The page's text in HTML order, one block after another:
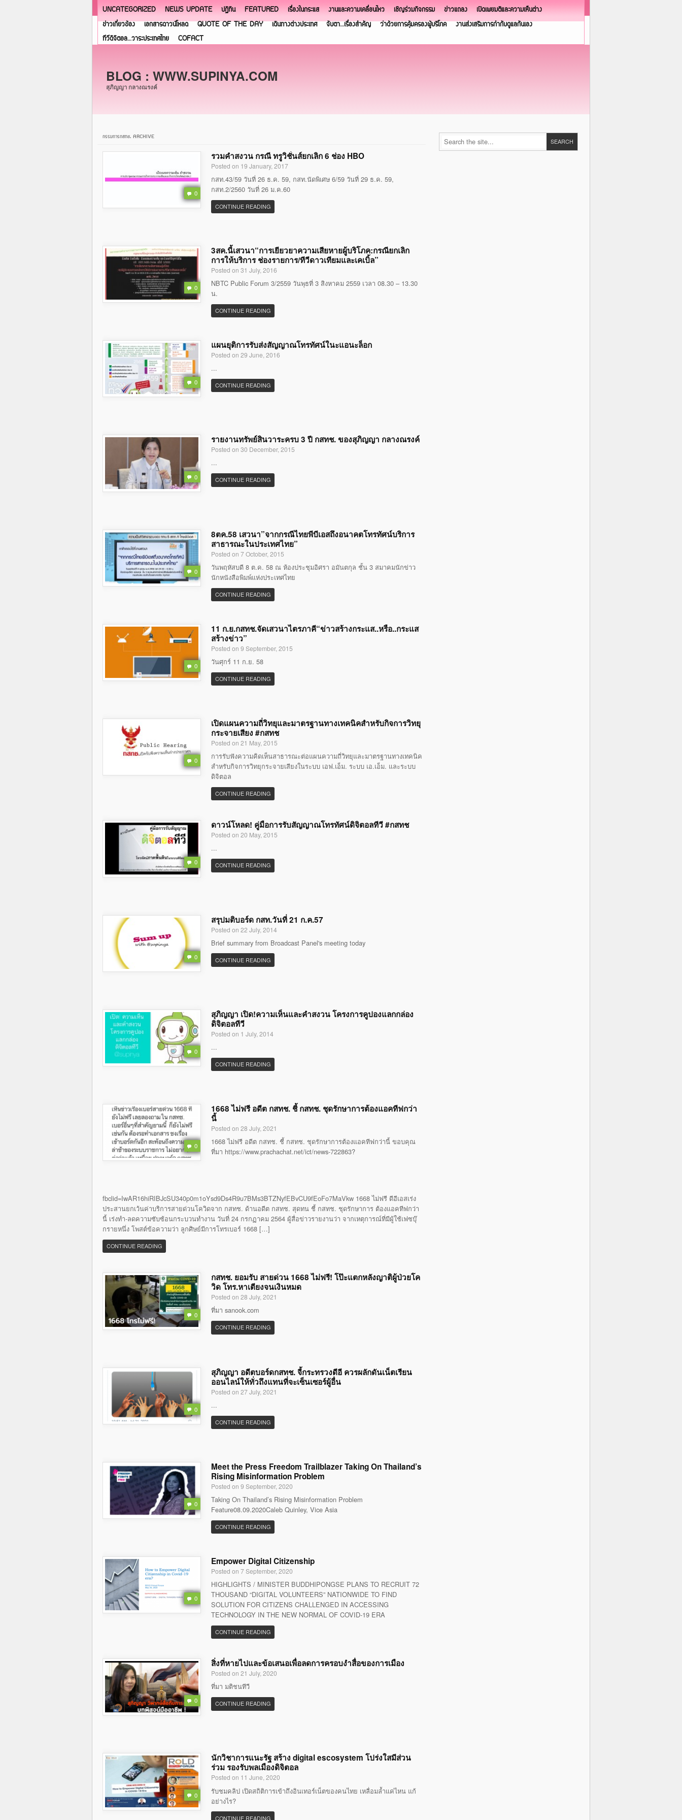
UNCATEGORIZED NEWS UPDATE ปฏิทิน FEATURED เรื่องในกระแส งานและความเคลื่อนไหว เชิญร่วมกิจกรรม ข่าวแถลง
เปิดเผยมติและความเห็นต่าง
ข่าวเกี่ยวข้อง
เอกสารดาวน์โหลด QUOTE OF THE DAY เดินทางต่างประเทศ จับตา…เรื่องสำคัญ ว่าด้วยการคุ้มครองผู้บริโภค
งานส่งเสริมการกำกับดูแลกันเอง
ทีวีดิจิตอล…วาระประเทศไทย
COFACT
BLOG : WWW.SUPINYA.COM
สุภิญญา กลางณรงค์
กรรมการกสทช. ARCHIVE
0
รวมคำสงวน กรณี ทรูวิชั่นส์ยกเลิก 6 ช่อง HBO
Posted on 19 January, 2017
กสท.43/59 วันที่ 26 ธ.ค. 59, กสท.นัดพิเศษ 6/59 วันที่ 29 ธ.ค. 59,
กสท.2/2560 วันที่ 26 ม.ค.60
CONTINUE READING
0
3สค.นี้เสวนา“การเยียวยาความเสียหายผู้บริโภค:กรณียกเลิก
การให้บริการ ช่องรายการ/ทีวีดาวเทียมและเคเบิ้ล”
Posted on 31 July, 2016
NBTC Public Forum 3/2559 วันพุธที่ 3 สิงหาคม 2559 เวลา 08.30 – 13.30
น.
CONTINUE READING
0
แผนยุติการรับส่งสัญญาณโทรทัศน์ในะแอนะล็อก
Posted on 29 June, 2016
...
CONTINUE READING
0
รายงานทรัพย์สินวาระครบ 3 ปี กสทช. ของสุภิญญา กลางณรงค์
Posted on 30 December, 2015
...
CONTINUE READING
0
8ตค.58 เสวนา”จากกรณีไทยพีบีเอสถึงอนาคตโทรทัศน์บริการ
สาธารณะในประเทศไทย”
Posted on 7 October, 2015
วันพฤหัสบดี 8 ต.ค. 58 ณ ห้องประชุมอิศรา อมันตกุล ชั้น 3 สมาคมนักข่าว
นักหนังสือพิมพ์แห่งประเทศไทย
CONTINUE READING
0
11 ก.ย.กสทช.จัดเสวนาไตรภาคี“ข่าวสร้างกระแส..หรือ..กระแส
สร้างข่าว”
Posted on 9 September, 2015
วันศุกร์ 11 ก.ย. 58
CONTINUE READING
0
เปิดแผนความถี่วิทยุและมาตรฐานทางเทคนิคสำหรับกิจการวิทยุ
กระจายเสียง #กสทช
Posted on 21 May, 2015
การรับฟังความคิดเห็นสาธารณะต่อแผนความถี่วิทยุและมาตรฐานทางเทคนิค
สำหรับกิจการวิทยุกระจายเสียงในระบบ เอฟ.เอ็ม. ระบบ เอ.เอ็ม. และระบบ
ดิจิตอล
CONTINUE READING
0
ดาวน์โหลด! คู่มือการรับสัญญาณโทรทัศน์ดิจิตอลทีวี #กสทช
Posted on 20 May, 2015
...
CONTINUE READING
0
สรุปมติบอร์ด กสท.วันที่ 21 ก.ค.57
Posted on 22 July, 2014
Brief summary from Broadcast Panel's meeting today
CONTINUE READING
0
สุภิญญา เปิด!ความเห็นและคำสงวน โครงการคูปองแลกกล่อง
ดิจิตอลทีวี
Posted on 1 July, 2014
...
CONTINUE READING
0
1668 ไม่ฟรี อดีต กสทช. ชี้ กสทช. ชุดรักษาการต้องแอคทีฟกว่า
นี้
Posted on 28 July, 2021
1668 ไม่ฟรี อดีต กสทช. ชี้ กสทช. ชุดรักษาการต้องแอคทีฟกว่านี้ ขอบคุณ
ที่มา https://www.prachachat.net/ict/news-722863?
fbclid=IwAR16hiRIBJcSU340p0m1oYsd9Ds4R9u7BMs3BTZNyfEBvCU9fEoFo7MaVkw 1668 ไม่ฟรี ดีอีเอสเร่ง
ประสานยกเว้นค่าบริการสายด่วนโควิดจาก กสทช. ด้านอดีต กสทช. สุดทน ชี้ กสทช. ชุดรักษาการ ต้องแอคทีฟกว่า
นี้ เร่งทำ-ลดความซับซ้อนกระบวนทำงาน วันที่ 24 กรกฏาคม 2564 ผู้สื่อข่าวรายงานว่า จากเหตุการณ์ที่มีผู้ใช้เฟซบุ๊
กรายหนึ่ง โพสต์ข้อความว่า ลูกศิษย์มีการโทรเบอร์ 1668 […]
CONTINUE READING
0
กสทช. ยอมรับ สายด่วน 1668 ไม่ฟรี! โป๊ะแตกหลังญาติผู้ป่วยโค
วิด โทร.หาเตียงจนเงินหมด
Posted on 28 July, 2021
ที่มา sanook.com
CONTINUE READING
0
สุภิญญา อดีตบอร์ดกสทช. จี้กระทรวงดีอี ควรผลักดันเน็ตเรียน
ออนไลน์ให้ทั่วถึงแทนที่จะเซ็นเซอร์ผู้อื่น
Posted on 27 July, 2021
...
CONTINUE READING
0
Meet the Press Freedom Trailblazer Taking On Thailand’s
Rising Misinformation Problem
Posted on 9 September, 2020
Taking On Thailand’s Rising Misinformation Problem
Feature08.09.2020Caleb Quinley, Vice Asia
CONTINUE READING
0
Empower Digital Citizenship
Posted on 7 September, 2020
HIGHLIGHTS / MINISTER BUDDHIPONGSE PLANS TO RECRUIT 72
THOUSAND “DIGITAL VOLUNTEERS” NATIONWIDE TO FIND
SOLUTION FOR CITIZENS CHALLENGED IN ACCESSING
TECHNOLOGY IN THE NEW NORMAL OF COVID-19 ERA
CONTINUE READING
0
สิ่งที่หายไปและข้อเสนอเพื่อลดการครอบงำสื่อของการเมือง
Posted on 21 July, 2020
ที่มา มติชนทีวี
CONTINUE READING
0
นักวิชาการแนะรัฐ สร้าง digital escosystem โปร่งใสมีส่วน
ร่วม รองรับพลเมืองดิจิตอล
Posted on 11 June, 2020
รับชมคลิป เปิดสถิติการเข้าถึงอินเทอร์เน็ตของคนไทย เหลื่อมล้ำแค่ไหน แก้
อย่างไร?
CONTINUE READING